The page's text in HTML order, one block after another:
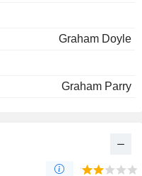
Graham Doyle
Graham Parry